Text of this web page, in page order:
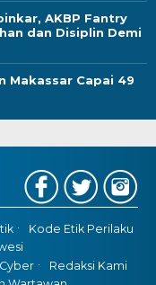
AKBP Fantry
dan Disiplin Demi
Makassar Capai 49
Kode Etik Perilaku
Redaksi Kami